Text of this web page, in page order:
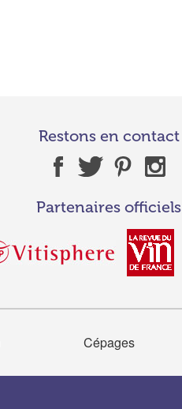
Restons en contact
Partenaires officiels
Cépages